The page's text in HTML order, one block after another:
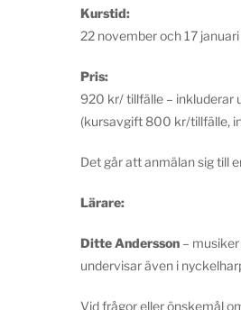
Kurstid:
22 november och 17
Pris:
920 kr/ tillfälle – inkluderar
(kursavgift 800 kr/tillfälle,
Det går att anmälan sig till
Lärare:
Ditte Andersson –
undervisar även i
Vid frågor eller önskemål